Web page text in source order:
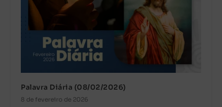
Palavra Diária (08/02/2026)
8 de fevereiro de 2026